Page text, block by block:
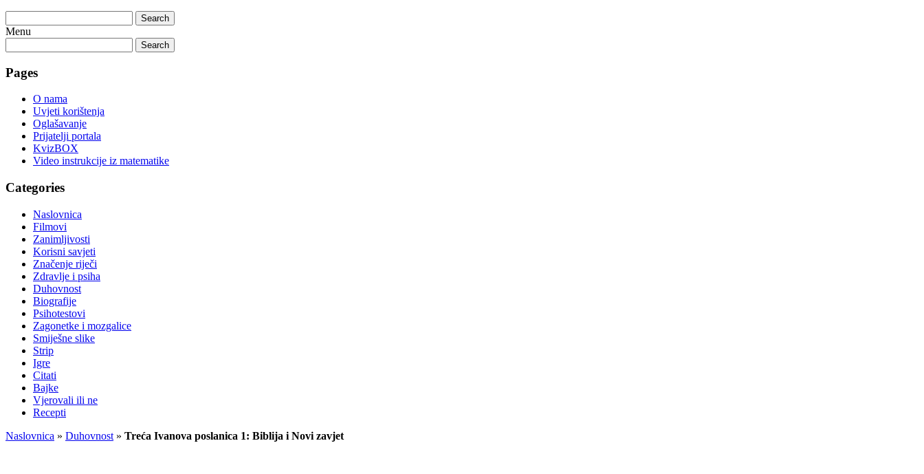
Search
Menu
Search
Pages
O nama
Uvjeti korištenja
Oglašavanje
Prijatelji portala
KvizBOX
Video instrukcije iz matematike
Categories
Naslovnica
Filmovi
Zanimljivosti
Korisni savjeti
Značenje riječi
Zdravlje i psiha
Duhovnost
Biografije
Psihotestovi
Zagonetke i mozgalice
Smiješne slike
Strip
Igre
Citati
Bajke
Vjerovali ili ne
Recepti
Naslovnica » Duhovnost » Treća Ivanova poslanica 1: Biblija i Novi zavjet